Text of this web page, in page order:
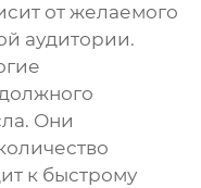
от желаемого
аудитории.
Они
к быстрому